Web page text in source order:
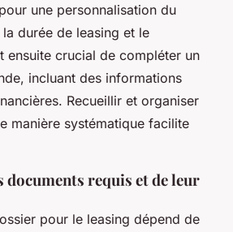
une personnalisation du
durée de leasing et le
ensuite crucial de compléter un
incluant des informations
Recueillir et organiser
manière systématique facilite
documents requis et de leur
pour le leasing dépend de